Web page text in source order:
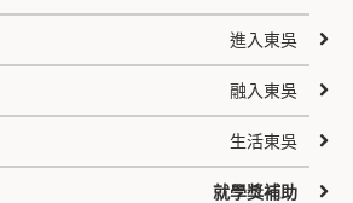
進入東吳
融入東吳
生活東吳
就學獎補助